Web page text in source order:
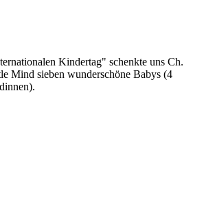
Kindertag" schenkte uns Ch.
Mind sieben wunderschöne Babys (4